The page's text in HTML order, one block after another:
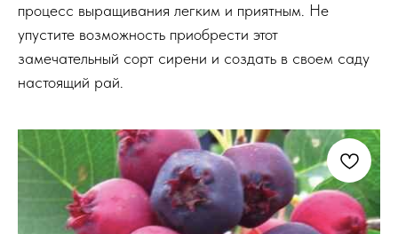
процесс выращивания легким и приятным. Не
упустите возможность приобрести этот
замечательный сорт сирени и создать в своем саду
настоящий рай.